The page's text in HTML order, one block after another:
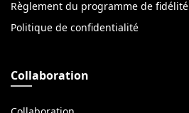
Règlement du programme de fidélité
Politique de confidentialité
Collaboration